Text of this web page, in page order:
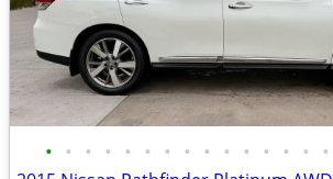
• • • • • • • • • • • • • • •